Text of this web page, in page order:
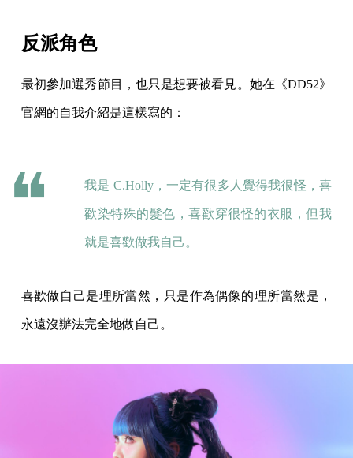
反派角色
最初參加選秀節目，也只是想要被看見。她在《DD52》
官網的自我介紹是這樣寫的：
我是 C.Holly，一定有很多人覺得我很怪，喜
歡染特殊的髮色，喜歡穿很怪的衣服，但我
就是喜歡做我自己。
喜歡做自己是理所當然，只是作為偶像的理所當然是，
永遠沒辦法完全地做自己。